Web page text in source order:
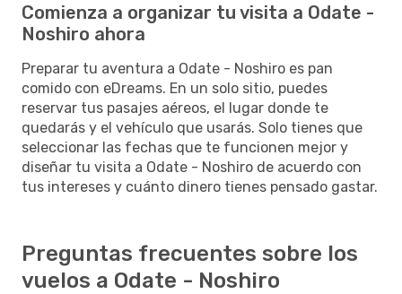
Comienza a organizar tu visita a Odate -
Noshiro ahora
Preparar tu aventura a Odate - Noshiro es pan
comido con eDreams. En un solo sitio, puedes
reservar tus pasajes aéreos, el lugar donde te
quedarás y el vehículo que usarás. Solo tienes que
seleccionar las fechas que te funcionen mejor y
diseñar tu visita a Odate - Noshiro de acuerdo con
tus intereses y cuánto dinero tienes pensado gastar.
Preguntas frecuentes sobre los
vuelos a Odate - Noshiro